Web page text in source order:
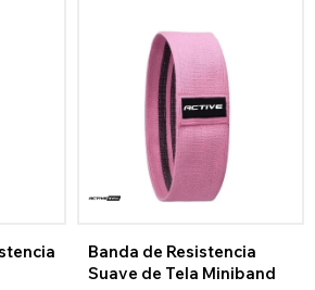
Banda de Resistencia
Suave de Tela Miniband